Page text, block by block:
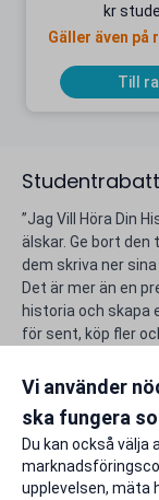
”Jag Vill Höra Din
älskar. Ge bort
dem skriva ner
Det är mer än en
historia och skapa
för sent, köp fler
rikare.
Rapportera
kr
Gäller även på
Till
Vi använder
ska fungera
Du kan också
upplevelsen, mäta